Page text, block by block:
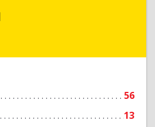
56
13
Абакан г, Чертыгашева